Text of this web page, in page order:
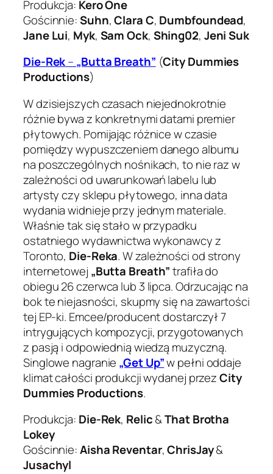
Produkcja: Kero One
Gościnnie:Suhn,Clara C, Dumbfoundead,
Jane Lui, Myk, Sam Ock, Shing02, Jeni Suk
Die-Rek– „Butta Breath” (City Dummies
Productions)
W dzisiejszych czasach niejednokrotnie
różnie bywa z konkretnymi datami premier
płytowych. Pomijając różnice w czasie
pomiędzy wypuszczeniem danego albumu
na poszczególnych nośnikach, to nie raz w
zależności od uwarunkowań labelu lub
artysty czy sklepu płytowego, inna data
wydania widnieje przy jednym materiale.
Właśnie tak się stało w przypadku
ostatniego wydawnictwa wykonawcy z
Toronto, Die-Reka. W zależności od strony
internetowej „Butta Breath”trafiła do
obiegu 26 czerwca lub 3 lipca. Odrzucając na
bok te niejasności, skupmy się na zawartości
tej EP-ki. Emcee/producent dostarczył 7
intrygujących kompozycji, przygotowanych
z pasją i odpowiednią wiedzą muzyczną.
Singlowe nagranie „Get Up”w pełni oddaje
klimat całości produkcji wydanej przezCity
Dummies Productions.
Produkcja: Die-Rek, Relic&That Brotha
Lokey
Gościnnie:Aisha Reventar,ChrisJay&
Jusachyl